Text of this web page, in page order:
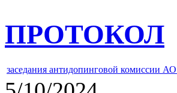
ПРОТОКОЛ
заседания антидопинговой комиссии